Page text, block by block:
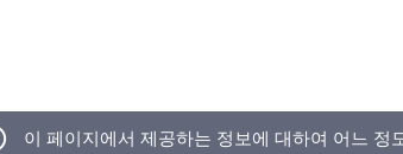
이 페이지에서 제공하는 정보에 대하여 어느 정